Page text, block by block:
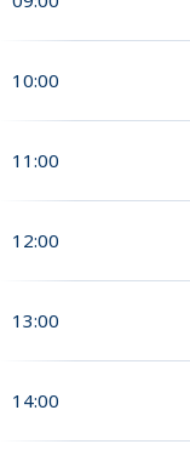
10:00
11:00
12:00
13:00
14:00